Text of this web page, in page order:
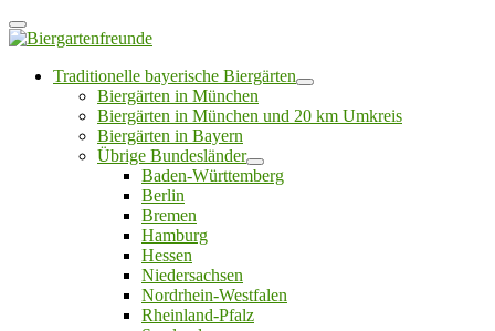
Traditionelle bayerische Biergärten
Biergärten in München
Biergärten in München und 20 km Umkreis
Biergärten in Bayern
Übrige Bundesländer
Baden-Württemberg
Berlin
Bremen
Hamburg
Hessen
Niedersachsen
Nordrhein-Westfalen
Rheinland-Pfalz